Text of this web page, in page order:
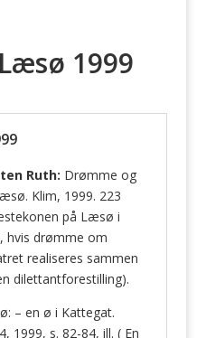
1999
Ruth: Drømme og
Klim, 1999. 223
på Læsø i
hvis drømme om
realiseres sammen
dilettantforestilling).
– en ø i Kattegat.
1999, s. 82-84, ill. ( En